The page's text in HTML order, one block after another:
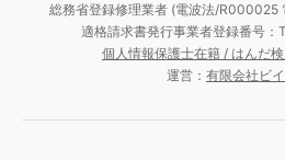
総務省登録修理業者 (電波法/
適格請求書発行事業者登録番号
個人情報保護士在籍 / はんだ
運営： 有限会社ビ